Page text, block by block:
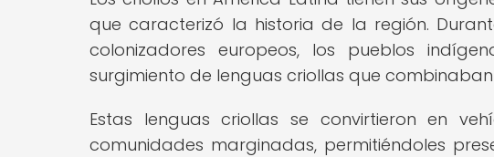
que caracterizó la historia de la región.
colonizadores europeos, los pueblos
surgimiento de lenguas criollas que
Estas lenguas criollas se convirtieron en
comunidades marginadas, permitiéndoles